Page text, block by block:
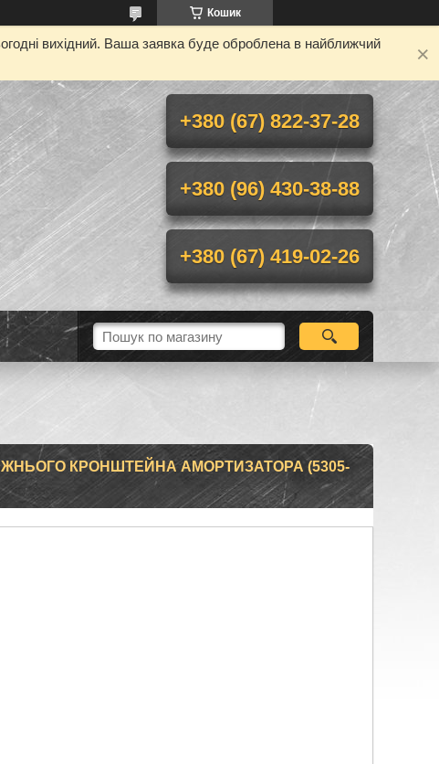
Кошик
вихідний. Ваша заявка буде оброблена в найближчий
+380 (67) 822-37-28
+380 (96) 430-38-88
+380 (67) 419-02-26
КРОНШТЕЙНА АМОРТИЗАТОРА (5305-